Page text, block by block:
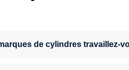
de cylindres travaillez-